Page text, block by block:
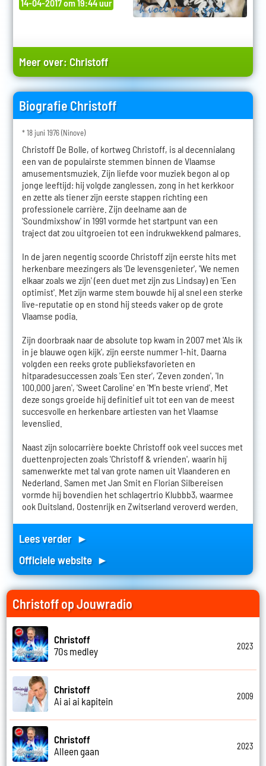
14-04-2017 om 19:44 uur
Meer over: Christoff
Biografie Christoff
* 18 juni 1976 (Ninove)
Christoff De Bolle, of kortweg Christoff, is al decennialang
een van de populairste stemmen binnen de Vlaamse
amusementsmuziek. Zijn liefde voor muziek begon al op
jonge leeftijd: hij volgde zanglessen, zong in het kerkkoor
en zette als tiener zijn eerste stappen richting een
professionele carrière. Zijn deelname aan de
'Soundmixshow' in 1991 vormde het startpunt van een
traject dat zou uitgroeien tot een indrukwekkend palmares.
In de jaren negentig scoorde Christoff zijn eerste hits met
herkenbare meezingers als 'De levensgenieter', 'We nemen
elkaar zoals we zijn' (een duet met zijn zus Lindsay) en 'Een
optimist'. Met zijn warme stem bouwde hij al snel een sterke
live-reputatie op en stond hij steeds vaker op de grote
Vlaamse podia.
Zijn doorbraak naar de absolute top kwam in 2007 met 'Als ik
in je blauwe ogen kijk', zijn eerste nummer 1-hit. Daarna
volgden een reeks grote publieksfavorieten en
hitparadesuccessen zoals 'Een ster', 'Zeven zonden', 'In
100.000 jaren', 'Sweet Caroline' en 'M'n beste vriend'. Met
deze songs groeide hij definitief uit tot een van de meest
succesvolle en herkenbare artiesten van het Vlaamse
levenslied.
Naast zijn solocarrière boekte Christoff ook veel succes met
duettenprojecten zoals 'Christoff & vrienden', waarin hij
samenwerkte met tal van grote namen uit Vlaanderen en
Nederland. Samen met Jan Smit en Florian Silbereisen
vormde hij bovendien het schlagertrio Klubbb3, waarmee
ook Duitsland, Oostenrijk en Zwitserland veroverd werden.
Lees verder ►
Officiele website ►
Christoff op Jouwradio
Christoff
70s medley
2023
Christoff
Ai ai ai kapitein
2009
Christoff
Alleen gaan
2023